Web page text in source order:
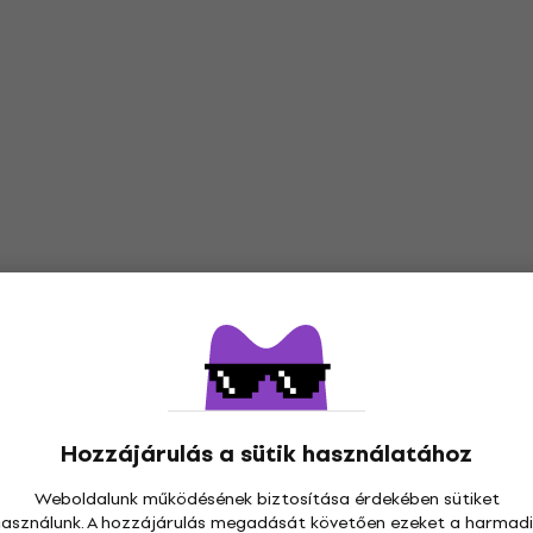
Hozzájárulás a sütik használatához
Weboldalunk működésének biztosítása érdekében sütiket
A hozzájárulás megadását követően ezeket a